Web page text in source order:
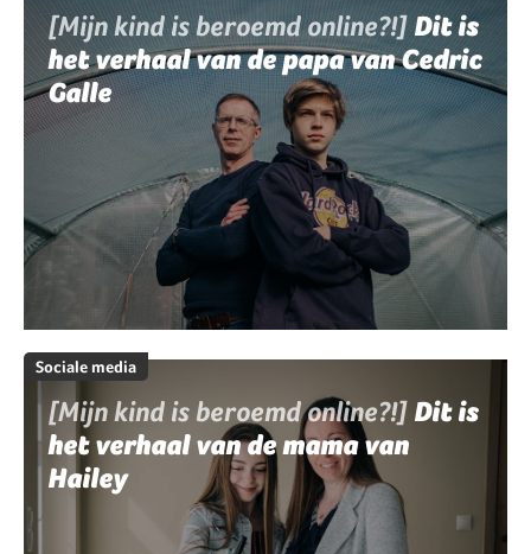
[Mijn kind is beroemd online?!] Dit is
het verhaal van de papa van Cedric
Galle
Sociale media
[Mijn kind is beroemd online?!] Dit is
het verhaal van de mama van
Hailey